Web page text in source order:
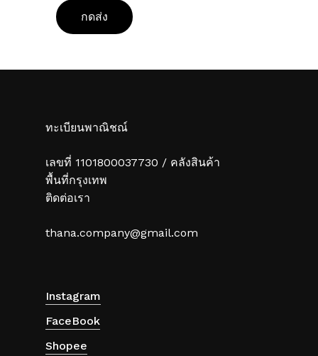
ทะเบียนพาณิชณ์
เลขที่ 1101800037730 / คลังสินค้า
พื้นที่กรุงเทพ
ติดต่อเรา
thana.company@gmail.com
Instagram
FaceBook
Shopee